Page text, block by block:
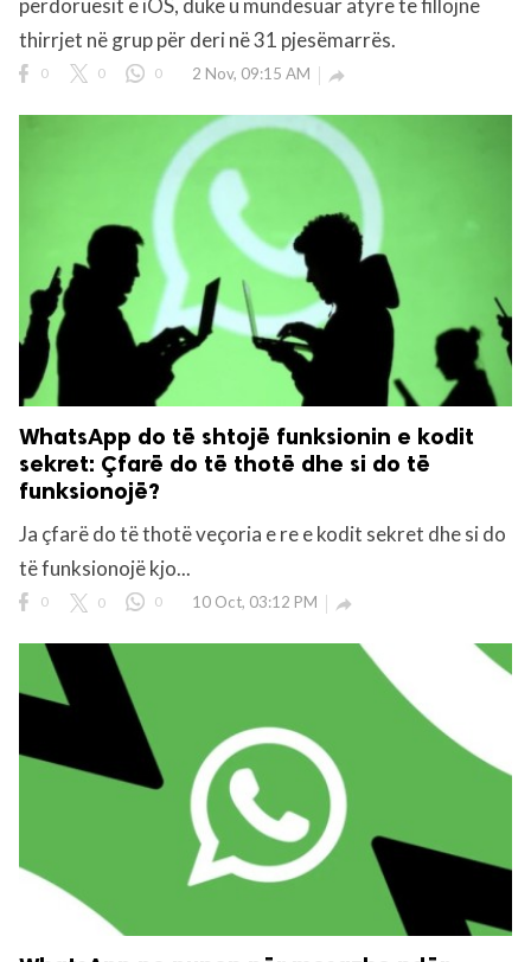
thirrjet në grup për deri në 31 pjesëmarrës.
0 0 0 2 Nov, 09:15 AM 
WhatsApp do të shtojë funksionin e kodit
sekret: Çfarë do të thotë dhe si do të
funksionojë?
Ja çfarë do të thotë veçoria e re e kodit sekret dhe si do
të funksionojë kjo...
0 0 0 10 Oct, 03:12 PM 